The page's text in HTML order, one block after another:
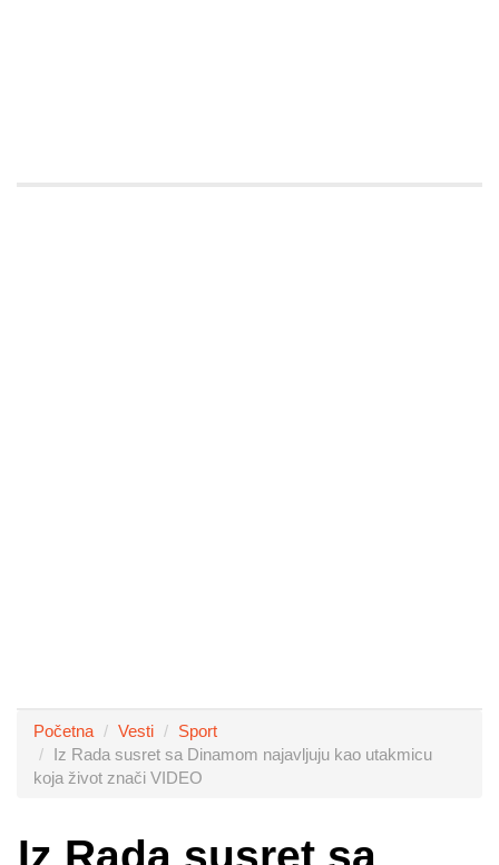
Početna Vesti
Sport
Iz Rada susret sa Dinamom najavljuju kao utakmicu
koja život znači VIDEO